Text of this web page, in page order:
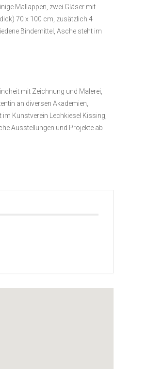
Mallappen, zwei Gläser mit
70 x 100 cm, zusätzlich 4
Bindemittel, Asche steht im
mit Zeichnung und Malerei,
an diversen Akademien,
Kunstverein Lechkiesel Kissing,
Ausstellungen und Projekte ab